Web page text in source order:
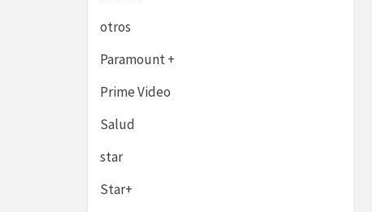
otros
Paramount +
Prime Video
Salud
star
Star+